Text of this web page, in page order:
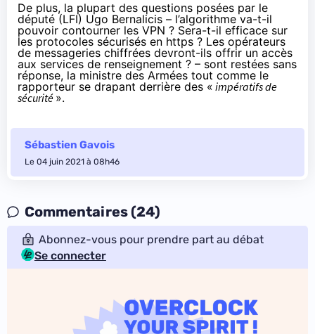
De plus, la plupart des questions posées par le
député (LFI) Ugo Bernalicis – l’algorithme va-t-il
pouvoir contourner les VPN ? Sera-t-il efficace sur
les protocoles sécurisés en https ? Les opérateurs
de messageries chiffrées devront-ils offrir un accès
aux services de renseignement ? – sont restées sans
réponse, la ministre des Armées tout comme le
rapporteur se drapant derrière des « impératifs de
sécurité ».
Sébastien Gavois
Le 04 juin 2021 à 08h46
Commentaires (24)
Abonnez-vous pour prendre part au débat
Se connecter